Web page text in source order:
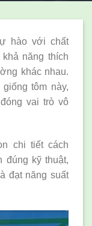
hào với chất
năng thích
khác nhau.
tôm này,
vai trò vô
chi tiết cách
đúng kỹ thuật,
đạt năng suất